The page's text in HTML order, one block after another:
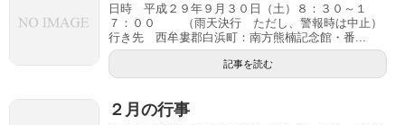
日時 平成２９年９月３０日（土）８：３０～１
７：００ （雨天決行 ただし、警報時は中止）
行き先 西牟婁郡白浜町：南方熊楠記念館・番...
記事を読む
２月の行事